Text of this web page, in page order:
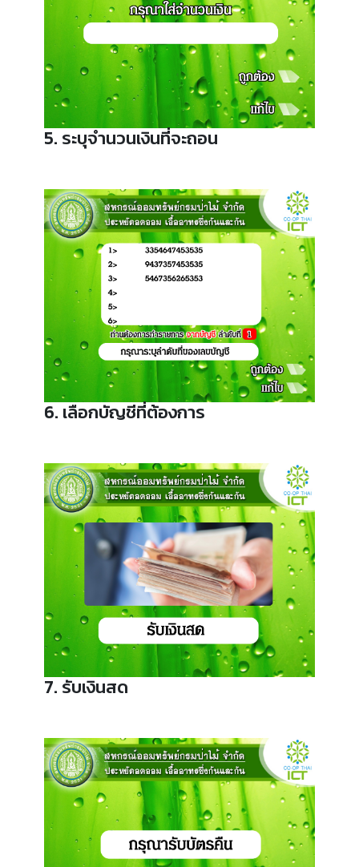
5. ระบุจำนวนเงินที่จะถอน
6. เลือกบัญชีที่ต้องการ
7. รับเงินสด